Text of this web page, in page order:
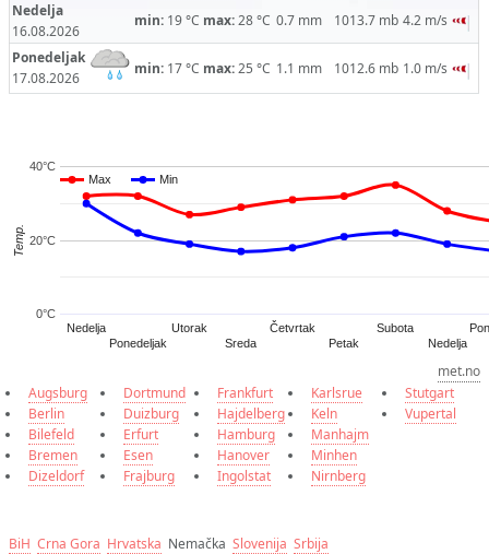
Nedelja
16.08.2026
min:19 °C max:28 °C 0.7 mm 1013.7 mb 4.2 m/s
Ponedeljak
17.08.2026
min:17 °C max:25 °C 1.1 mm 1012.6 mb 1.0 m/s
Nedelja
Ponedeljak
Utorak
Sreda
Četvrtak
Petak
Subota
Nedelja
0°C
20°C
40°C
Max
Max Min
Min
Temp.
met.no
Augsburg
Berlin
Bilefeld
Bremen
Dizeldorf
Dortmund
Duizburg
Erfurt
Esen
Frajburg
Frankfurt
Hajdelberg
Hamburg
Hanover
Ingolstat
Karlsrue
Keln
Manhajm
Minhen
Nirnberg
Stutgart
Vupertal
BiH Crna Gora Hrvatska NemačkaSlovenija Srbija